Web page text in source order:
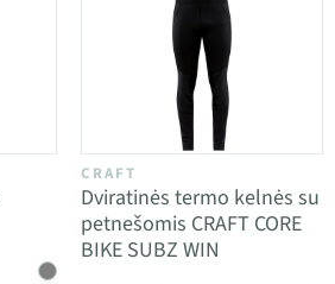
CRAFT
Dviratinės termo kelnės su
petnešomis CRAFT CORE
BIKE SUBZ WIN